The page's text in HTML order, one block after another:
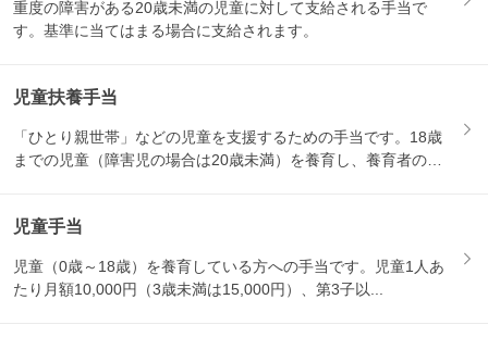
重度の障害がある20歳未満の児童に対して支給される手当で
す。基準に当てはまる場合に支給されます。
児童扶養手当
「ひとり親世帯」などの児童を支援するための手当です。18歳
までの児童（障害児の場合は20歳未満）を養育し、養育者の所
児童手当
児童（0歳～18歳）を養育している方への手当です。児童1人あ
たり月額10,000円（3歳未満は15,000円）、第3子以...